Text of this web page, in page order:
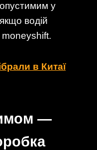
у
водій
в Китаї
—